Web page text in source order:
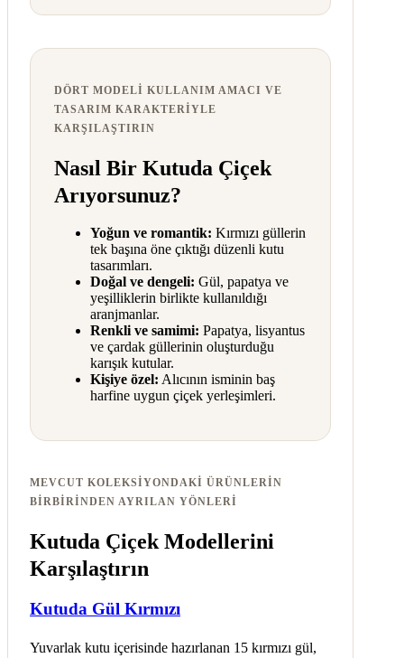
DÖRT MODELI KULLANIM AMACI VE
TASARIM KARAKTERIYLE
KARŞILAŞTIRIN
Nasıl Bir Kutuda Çiçek
Arıyorsunuz?
Yoğun ve romantik: Kırmızı güllerin
tek başına öne çıktığı düzenli kutu
tasarımları.
Doğal ve dengeli: Gül, papatya ve
yeşilliklerin birlikte kullanıldığı
aranjmanlar.
Renkli ve samimi: Papatya, lisyantus
ve çardak güllerinin oluşturduğu
karışık kutular.
Kişiye özel: Alıcının isminin baş
harfine uygun çiçek yerleşimleri.
MEVCUT KOLEKSIYONDAKI ÜRÜNLERIN
BIRBIRINDEN AYRILAN YÖNLERI
Kutuda Çiçek Modellerini
Karşılaştırın
Kutuda Gül Kırmızı
Yuvarlak kutu içerisinde hazırlanan 15 kırmızı gül,